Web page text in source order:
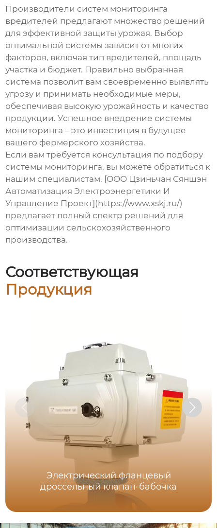
Производители систем мониторинга
вредителей предлагают множество решений
для эффективной защиты урожая. Выбор
оптимальной системы зависит от многих
факторов, включая тип вредителей, площадь
участка и бюджет. Правильно выбранная
система позволит вам своевременно выявлять
угрозу и принимать необходимые меры,
обеспечивая высокую урожайность и качество
продукции. Успешное внедрение системы
мониторинга – это инвестиция в будущее
вашего фермерского хозяйства.
Если вам требуется консультация по подбору
системы мониторинга, вы можете обратиться к
нашим специалистам. [ООО Цзиньчан Сяншэн
Автоматизация Электроэнергетики И
Управление Проект](https://www.xskj.ru/)
предлагает полный спектр решений для
оптимизации сельскохозяйственного
производства.
Соответствующая
Продукция
Электрический фланцевый
дроссельный клапан-бабочка